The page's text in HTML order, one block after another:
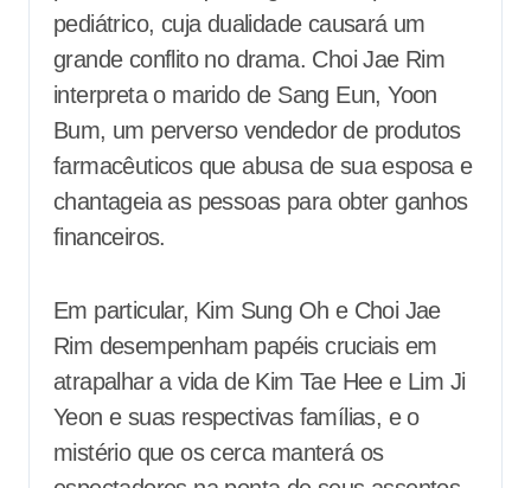
pediátrico, cuja dualidade causará um
grande conflito no drama. Choi Jae Rim
interpreta o marido de Sang Eun, Yoon
Bum, um perverso vendedor de produtos
farmacêuticos que abusa de sua esposa e
chantageia as pessoas para obter ganhos
financeiros.
Em particular, Kim Sung Oh e Choi Jae
Rim desempenham papéis cruciais em
atrapalhar a vida de Kim Tae Hee e Lim Ji
Yeon e suas respectivas famílias, e o
mistério que os cerca manterá os